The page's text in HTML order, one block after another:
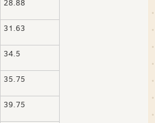
28.88
31.63
34.5
35.75
39.75